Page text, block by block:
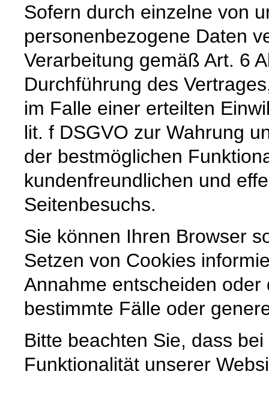
Sofern durch einzelne von
personenbezogene Daten
Verarbeitung gemäß Art. 6
Durchführung des
im Falle einer erteilten
lit. f DSGVO zur Wahrung
der bestmöglichen
kundenfreundlichen und
Seitenbesuchs.
Sie können Ihren Browser
Setzen von Cookies
Annahme entscheiden
bestimmte Fälle oder
Bitte beachten Sie, dass
Funktionalität unserer